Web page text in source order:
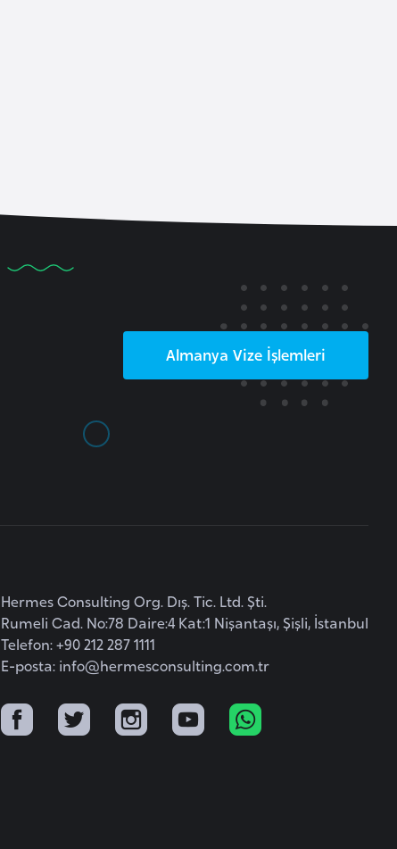
Almanya Vize İşlemleri
Hermes Consulting Org. Dış. Tic. Ltd. Şti.
Rumeli Cad. No:78 Daire:4 Kat:1 Nişantaşı, Şişli, İstanbul
Telefon: +90 212 287 1111
E-posta: info@hermesconsulting.com.tr